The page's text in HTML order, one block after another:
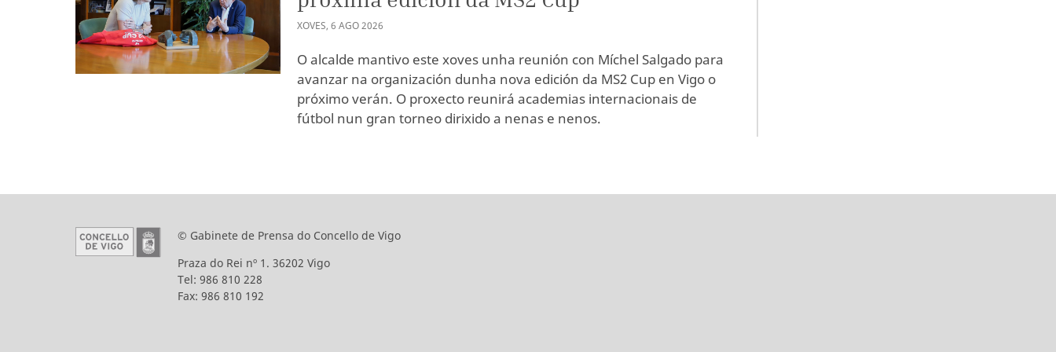
XOVES,6 AGO2026
O alcalde mantivo este xoves unha reunión con Míchel Salgado para
avanzar na organización dunha nova edición da MS2 Cup en Vigo o
próximo verán. O proxecto reunirá academias internacionais de
fútbol nun gran torneo dirixido a nenas e nenos.
© Gabinete de Prensa do Concello de Vigo
Praza do Rei nº 1. 36202 Vigo
Tel: 986 810 228
Fax: 986 810 192